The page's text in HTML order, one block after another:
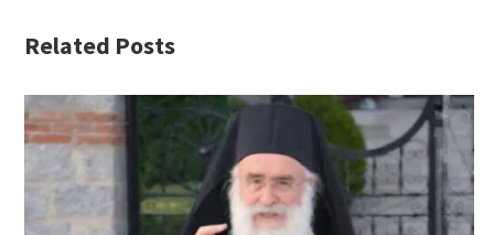
Related Posts